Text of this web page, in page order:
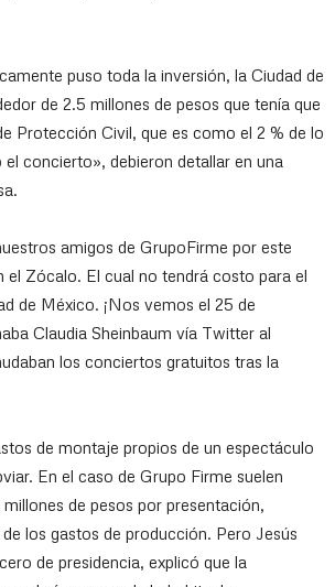
puso toda la inversión, la Ciudad de
de 2.5 millones de pesos que tenía que
Protección Civil, que es como el 2 % de lo
concierto», debieron detallar en una
amigos de GrupoFirme por este
el Zócalo. El cual no tendrá costo para el
de México. ¡Nos vemos el 25 de
Claudia Sheinbaum vía Twitter al
los conciertos gratuitos tras la
de montaje propios de un espectáculo
En el caso de Grupo Firme suelen
de pesos por presentación,
los gastos de producción. Pero Jesús
de presidencia, explicó que la